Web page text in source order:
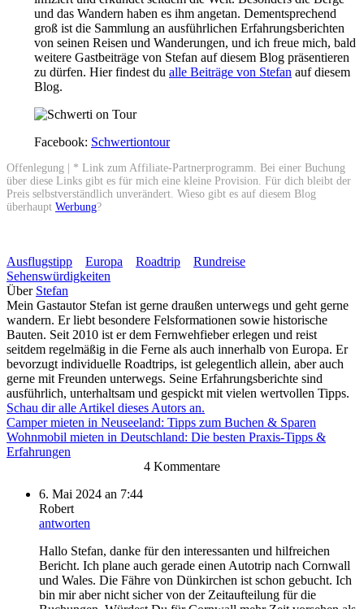
und das Wandern haben es ihm angetan. Dementsprechend
groß ist die Sammlung an ausführlichen Erfahrungsberichten
von seinen Reisen und Wanderungen, und ich freue mich, bald
weitere Gastbeiträge von Stefan auf diesem Blog präsentieren
zu dürfen. Hier findest du alle Beiträge von Stefan auf diesem
Blog.
Facebook: Schwertiontour
Offenlegung | * Link zum Affiliate-Partnerprogramm. Bei einer Buchung
über diese Links gibt es für mich eine kleine Provision. Für dich bleibt der
Preis selbstverständlich unverändert. Wieso gibt es auf diesem Blog
überhaupt Werbung?
Ausflugstipp Europa Roadtrip
Rundreise
Sehenswürdigkeiten
Über Stefan
Mein Gastautor Stefan ist gerne draußen unterwegs und geht gerne
wandern. Er liebt besondere Felsformationen sowie historische
Bauten. Seit 2010 ist er dem Fernwehfieber erlegen und reist
seitdem regelmäßig in die Ferne als auch innerhalb von Europa. Er
bevorzugt individuelle Roadtrips, ist gelegentlich allein, aber auch
gerne mit Freunden unterwegs. Seine Erfahrungsberichte sind
ausführlich, unterhaltsam und gespickt mit vielen wertvollen Tipps.
Schau dir alle Artikel dieses Autors an.
Camper mieten in Neuseeland: Tipps zum Buchen & Sparen
Wohnmobil mieten in Deutschland: Die besten Praxis-Tipps &
Erfahrungen
4 Kommentare
6. Mai 2024 an 7:44
Robert
antworten
Hallo Stefan, danke für den interessanten und hilfreichen
Bericht. Ich plane auch gerade einen Autotrip nach Cornwall
und Wales. Die Fähre von Dünkirchen ist schon gebucht. Ich
bin mir aber nicht sicher von der Zeitaufteilung für die